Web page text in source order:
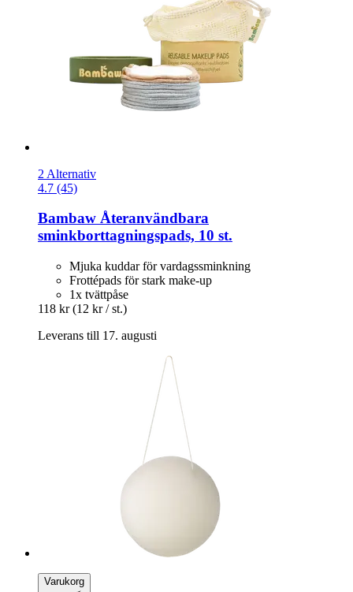
2 Alternativ
4.7 (45)
Bambaw Återanvändbara
sminkborttagningspads, 10 st.
Mjuka kuddar för vardagssminkning
Frottépads för stark make-up
1x tvättpåse
118 kr (12 kr / st.)
Leverans till 17. augusti
Varukorg